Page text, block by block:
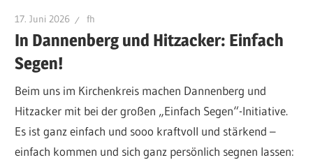
17. Juni 2026 fh
In Dannenberg und Hitzacker: Einfach
Segen!
Beim uns im Kirchenkreis machen Dannenberg und
Hitzacker mit bei der großen „Einfach Segen“-Initiative.
Es ist ganz einfach und sooo kraftvoll und stärkend –
einfach kommen und sich ganz persönlich segnen lassen: